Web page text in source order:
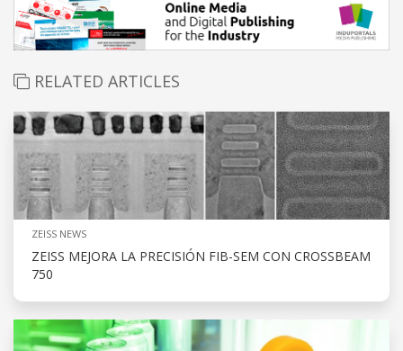
RELATED ARTICLES
ZEISS NEWS
ZEISS MEJORA LA PRECISIÓN FIB-SEM CON CROSSBEAM
750